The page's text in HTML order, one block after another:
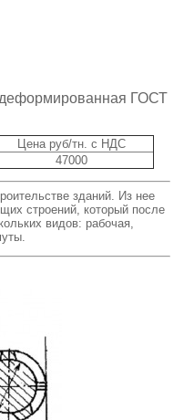
ГОСТ
Цена руб/тн. с НДС
47000
зданий. Из нее
строений, который после
видов: рабочая,